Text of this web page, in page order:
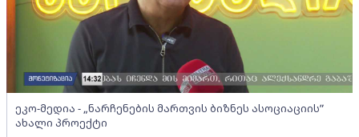
ეკო-მედია - „ნარჩენების მართვის ბიზნეს ასოციაციის”
ახალი პროექტი